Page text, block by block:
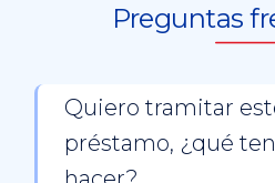
Preguntas
Quiero tramitar
préstamo, ¿qué